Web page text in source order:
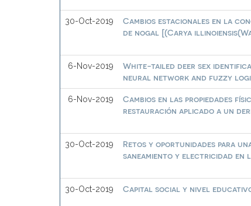
30-Oct-2019
Cambios estacionales en la
de nogal [(Carya
6-Nov-2019
White-tailed deer sex
neural network and fuzzy
6-Nov-2019
Cambios en las propiedades
restauración aplicado a un
30-Oct-2019
Retos y oportunidades para
saneamiento y electricidad en
30-Oct-2019 Capital social y nivel